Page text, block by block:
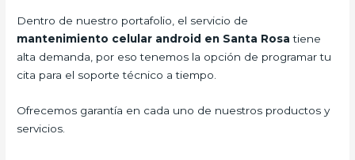
Dentro de nuestro portafolio, el servicio de
mantenimiento celular android en Santa Rosa tiene
alta demanda, por eso tenemos la opción de programar tu
cita para el soporte técnico a tiempo.
Ofrecemos garantía en cada uno de nuestros productos y
servicios.